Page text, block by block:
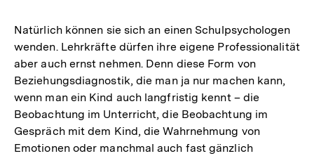
Natürlich können sie sich an einen Schulpsychologen
wenden. Lehrkräfte dürfen ihre eigene Professionalität
aber auch ernst nehmen. Denn diese Form von
Beziehungsdiagnostik, die man ja nur machen kann,
wenn man ein Kind auch langfristig kennt – die
Beobachtung im Unterricht, die Beobachtung im
Gespräch mit dem Kind, die Wahrnehmung von
Emotionen oder manchmal auch fast gänzlich